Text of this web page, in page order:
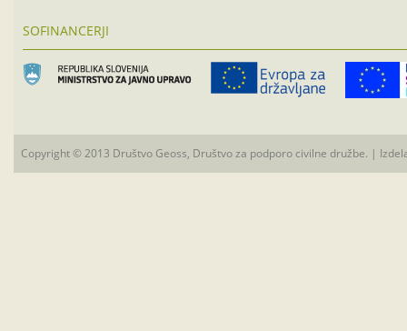
SOFINANCERJI
Copyright © 2013 Društvo Geoss, Društvo za podporo civilne družbe. |